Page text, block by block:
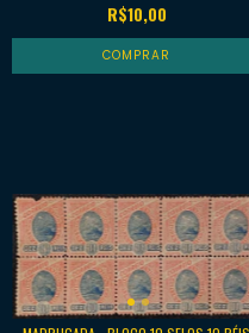
R$10,00